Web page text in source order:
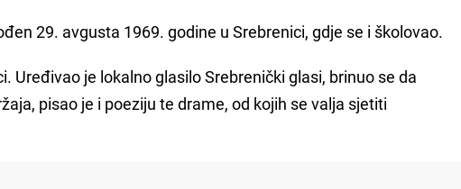
29. avgusta 1969. godine u Srebrenici, gdje se i školovao.
Uređivao je lokalno glasilo Srebrenički glasi, brinuo se da
pisao je i poeziju te drame, od kojih se valja sjetiti